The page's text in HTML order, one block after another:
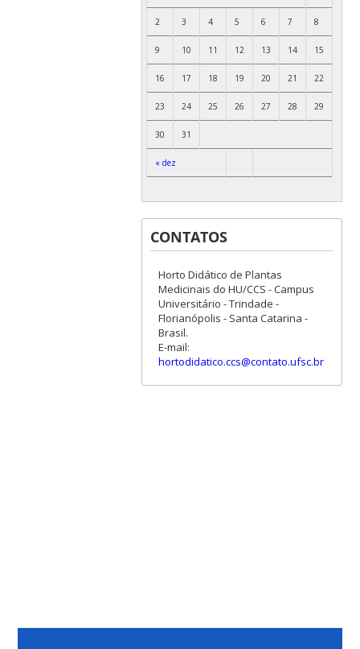
« dez
2 3 4 5 6 7 8
9 10 11 12 13 14 15
16 17 18 19 20 21 22
23 24 25 26 27 28 29
30 31
CONTATOS
Horto Didático de Plantas
Medicinais do HU/CCS - Campus
Universitário - Trindade -
Florianópolis - Santa Catarina -
Brasil.
E-mail:
hortodidatico.ccs@contato.ufsc.br